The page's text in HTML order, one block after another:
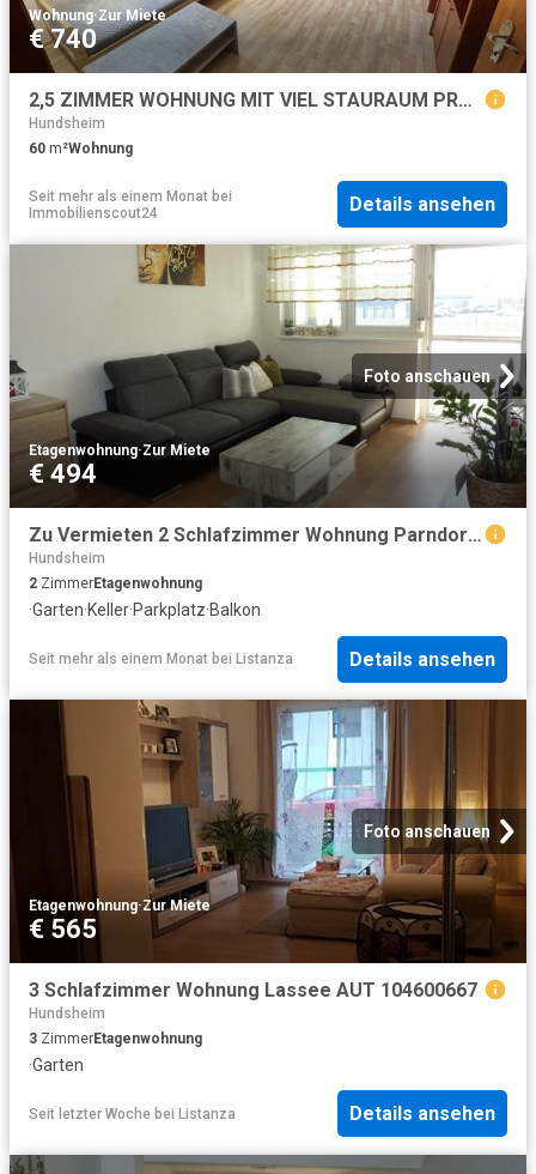
Wohnung·Zur Miete
€ 740
2,5 ZIMMER WOHNUNG MIT VIEL STAURAUM PROVISIONSFREI
Hundsheim
60 m²Wohnung
Seit mehr als einem Monat bei
Immobilienscout24
Details ansehen
Foto anschauen
Etagenwohnung·Zur Miete
€ 494
Zu Vermieten 2 Schlafzimmer Wohnung Parndorf AUT DS100938434
Hundsheim
2 ZimmerEtagenwohnung
·Garten·Keller·Parkplatz·Balkon
Seit mehr als einem Monat bei Listanza Details ansehen
Foto anschauen
Etagenwohnung·Zur Miete
€ 565
3 Schlafzimmer Wohnung Lassee AUT 104600667
Hundsheim
3 ZimmerEtagenwohnung
·Garten
Seit letzter Woche bei Listanza Details ansehen